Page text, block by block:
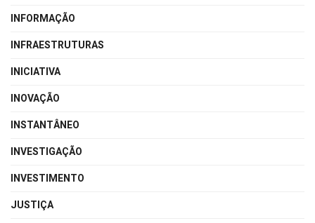
INFORMAÇÃO
INFRAESTRUTURAS
INICIATIVA
INOVAÇÃO
INSTANTÂNEO
INVESTIGAÇÃO
INVESTIMENTO
JUSTIÇA